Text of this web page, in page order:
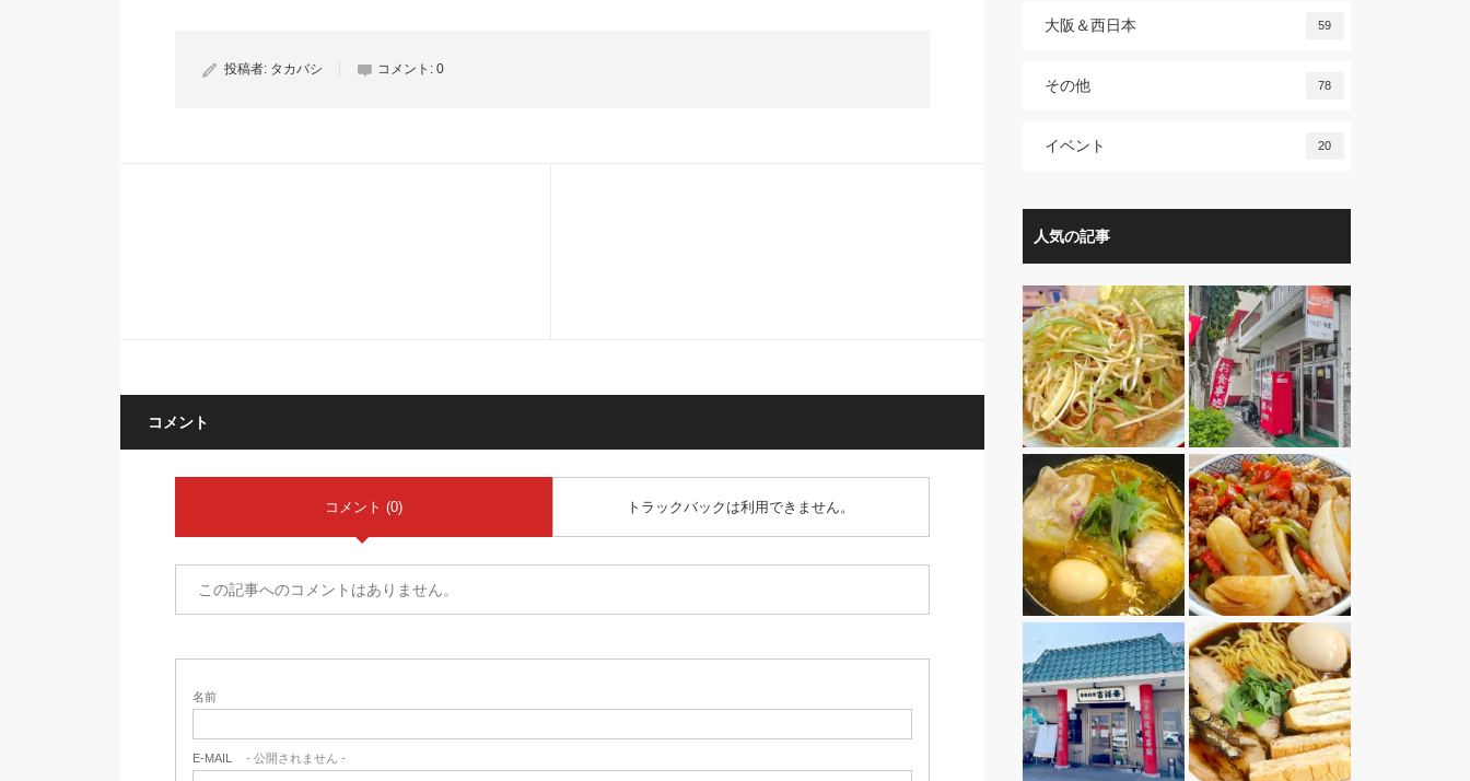
投稿者: タカバシ コメント: 0
コメント
コメント (0) トラックバックは利用できません。
この記事へのコメントはありません。
名前
E-MAIL - 公開されません -
大阪＆西日本 59
その他 78
イベント 20
人気の記事